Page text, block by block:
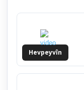
Hevpeyvîn